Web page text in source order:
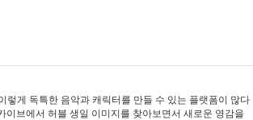
렇게 독특한 음악과 캐릭터를 만들 수 있는 플랫폼이 많다
이브에서 허블 생일 이미지를 찾아보면서 새로운 영감을